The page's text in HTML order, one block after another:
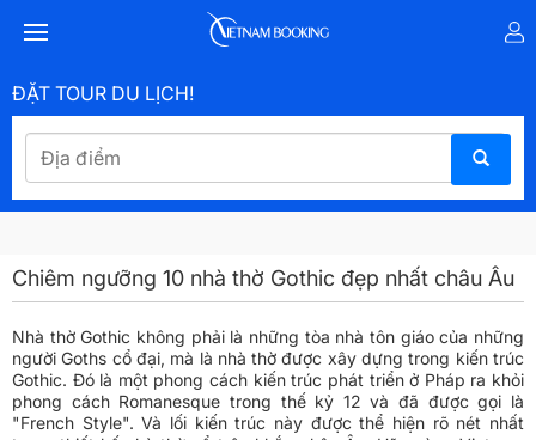
ĐẶT TOUR DU LỊCH!
Chiêm ngưỡng 10 nhà thờ Gothic đẹp nhất châu Âu
Nhà thờ Gothic không phải là những tòa nhà tôn giáo của những
người Goths cổ đại, mà là nhà thờ được xây dựng trong kiến trúc
Gothic. Đó là một phong cách kiến trúc phát triển ở Pháp ra khỏi
phong cách Romanesque trong thế kỷ 12 và đã được gọi là
"French Style". Và lối kiến trúc này được thể hiện rõ nét nhất